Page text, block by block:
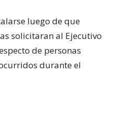
luego de que
solicitaran al Ejecutivo
de personas
durante el